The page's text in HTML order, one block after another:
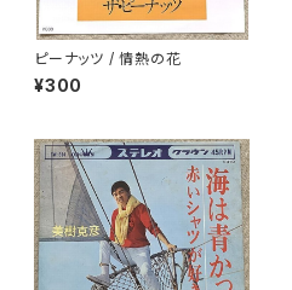
ピーナッツ / 情熱の花
¥300